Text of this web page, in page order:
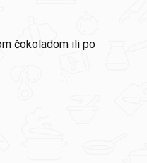
čokoladom ili po